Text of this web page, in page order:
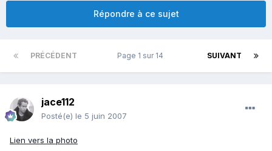
Répondre à ce sujet
PRÉCÉDENT SUIVANT
Page 1 sur 14
jace112
Posté(e) le 5 juin 2007
Lien vers la photo